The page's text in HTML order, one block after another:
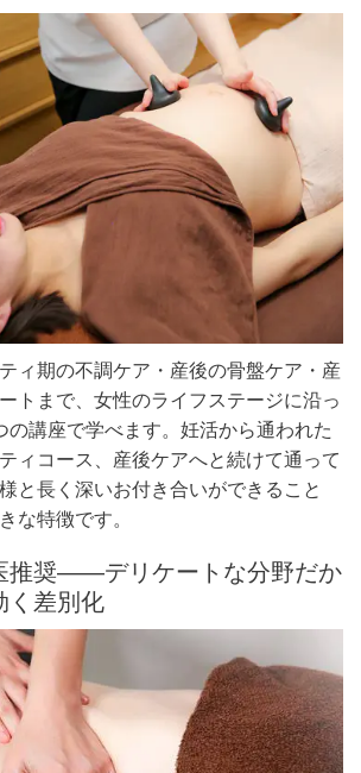
ィ期の不調ケア・産後の骨盤ケア・産
トまで、女性のライフステージに沿っ
の講座で学べます。妊活から通われた
ィコース、産後ケアへと続けて通って
と長く深いお付き合いができること
な特徴です。
推奨——デリケートな分野だか
く差別化